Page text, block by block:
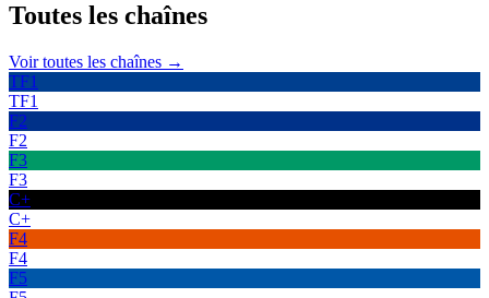
Toutes les chaînes
Voir toutes les chaînes →
TF1
TF1
F2
F2
F3
F3
C+
C+
F4
F4
F5